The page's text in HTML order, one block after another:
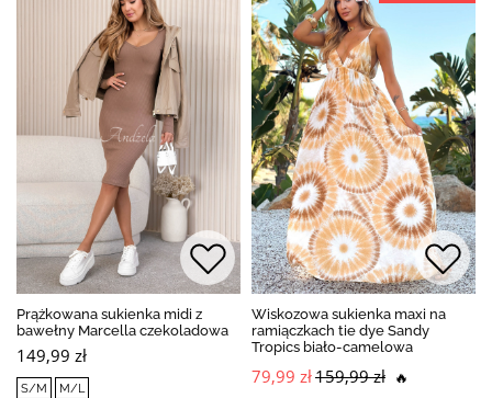
Prążkowana sukienka midi z
bawełny Marcella czekoladowa
149,99 zł
S/M M/L
Wiskozowa sukienka maxi na
ramiączkach tie dye Sandy
Tropics biało-camelowa
79,99 zł159,99 zł 🔥